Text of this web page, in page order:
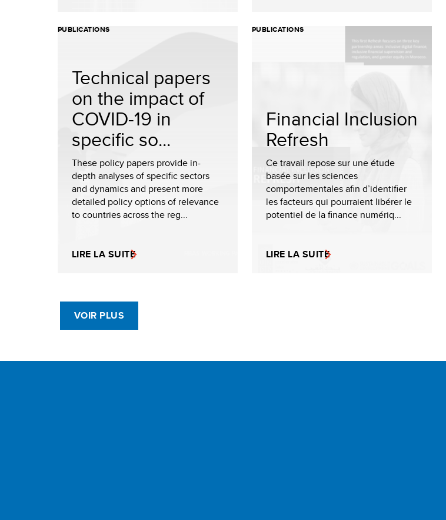
PUBLICATIONS
Technical papers
on the impact of
COVID-19 in
specific so...
These policy papers provide in-
depth analyses of specific sectors
and dynamics and present more
detailed policy options of relevance
to countries across the reg...
LIRE LA SUITE
PUBLICATIONS
Financial Inclusion
Refresh
Ce travail repose sur une étude
basée sur les sciences
comportementales afin d’identifier
les facteurs qui pourraient libérer le
potentiel de la finance numériq...
LIRE LA SUITE
VOIR PLUS